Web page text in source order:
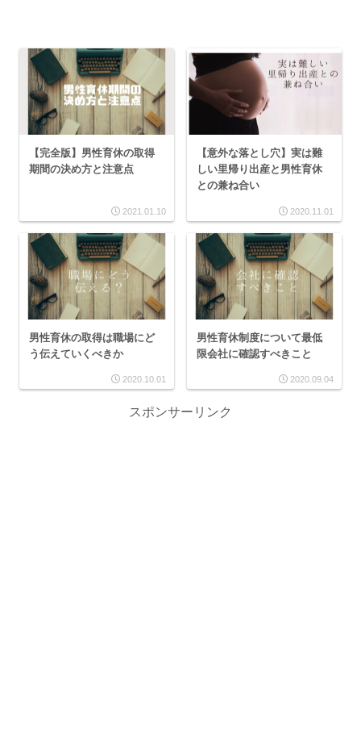
【完全版】男性育休の取得
期間の決め方と注意点
2021.01.10
【意外な落とし穴】実は難
しい里帰り出産と男性育休
との兼ね合い
2020.11.01
男性育休の取得は職場にど
う伝えていくべきか
2020.10.01
男性育休制度について最低
限会社に確認すべきこと
2020.09.04
スポンサーリンク